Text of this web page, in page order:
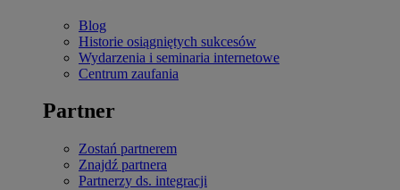
Blog
Historie osiągniętych sukcesów
Wydarzenia i seminaria internetowe
Centrum zaufania
Partner
Zostań partnerem
Znajdź partnera
Partnerzy ds. integracji